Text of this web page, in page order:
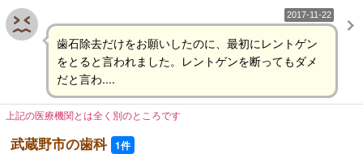
2017-11-22
歯石除去だけをお願いしたのに、最初にレントゲン
をとると言われました。レントゲンを断ってもダメ
だと言わ....
上記の医療機関とは全く別のところです
武蔵野市の歯科 1件